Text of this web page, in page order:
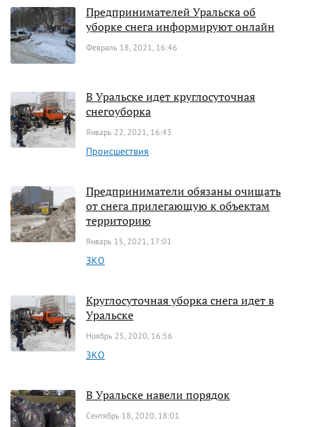
Предпринимателей Уральска об
уборке снега информируют онлайн
Февраль 18, 2021, 16:46
В Уральске идет круглосуточная
снегоуборка
Январь 22, 2021, 16:43
Происшествия
Предприниматели обязаны очищать
от снега прилегающую к объектам
территорию
Январь 15, 2021, 17:01
ЗКО
Круглосуточная уборка снега идет в
Уральске
Ноябрь 25, 2020, 16:56
ЗКО
В Уральске навели порядок
Сентябрь 18, 2020, 18:01